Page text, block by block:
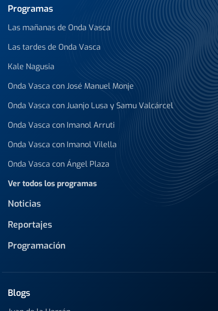
Programas
Las mañanas de Onda Vasca
Las tardes de Onda Vasca
Kale Nagusia
Onda Vasca con José Manuel Monje
Onda Vasca con Juanjo Lusa y Samu Valcárcel
Onda Vasca con Imanol Arruti
Onda Vasca con Imanol Vilella
Onda Vasca con Ángel Plaza
Ver todos los programas
Noticias
Reportajes
Programación
Blogs